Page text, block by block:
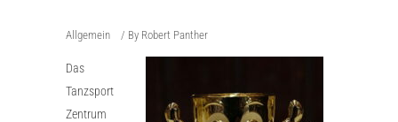
Allgemein By Robert Panther
Das
Tanzsport
Zentrum